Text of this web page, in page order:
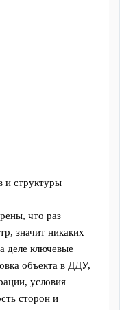
и структуры
что раз
значит никаких
деле ключевые
объекта в ДДУ,
условия
сторон и